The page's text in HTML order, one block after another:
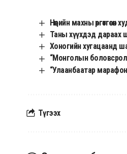
Нөөцийн махны
Таны хүүхдэд дараах
Хоногийн хугацаанд
“Монголын
“Улаанбаатар
Түгээх